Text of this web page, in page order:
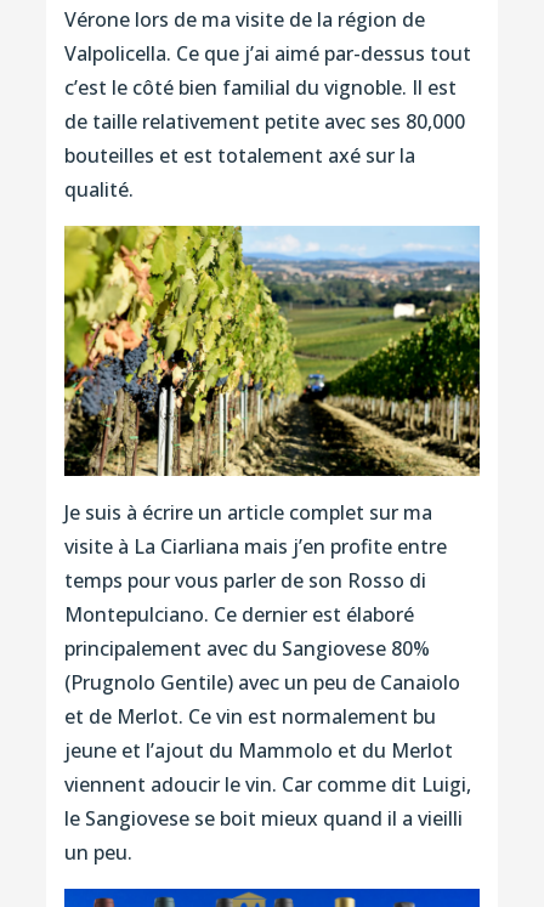
Vérone lors de ma visite de la région de
Valpolicella. Ce que j’ai aimé par-dessus tout
c’est le côté bien familial du vignoble. Il est
de taille relativement petite avec ses 80,000
bouteilles et est totalement axé sur la
qualité.
Je suis à écrire un article complet sur ma
visite à La Ciarliana mais j’en profite entre
temps pour vous parler de son Rosso di
Montepulciano. Ce dernier est élaboré
principalement avec du Sangiovese 80%
(Prugnolo Gentile) avec un peu de Canaiolo
et de Merlot. Ce vin est normalement bu
jeune et l’ajout du Mammolo et du Merlot
viennent adoucir le vin. Car comme dit Luigi,
le Sangiovese se boit mieux quand il a vieilli
un peu.